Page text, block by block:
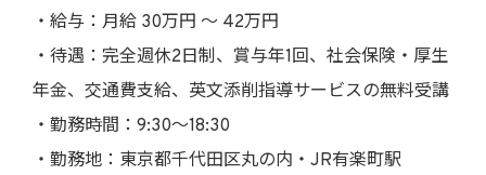
・給与：月給 30万円 〜 42万円
・待遇：完全週休2日制、賞与年1回、社会保険・厚生
年金、交通費支給、英文添削指導サービスの無料受講
・勤務時間：9:30〜18:30
・勤務地：東京都千代田区丸の内・JR有楽町駅